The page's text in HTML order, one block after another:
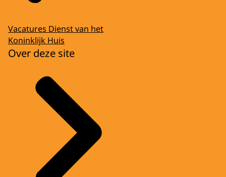
Vacatures Dienst van het
Koninklijk Huis
Over deze site